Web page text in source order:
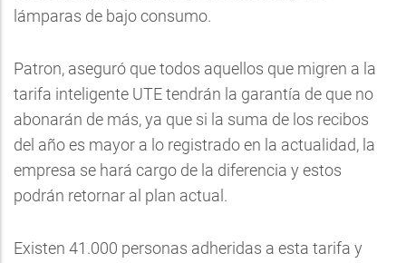
lámparas de bajo consumo.
Patron, aseguró que todos aquellos que migren a la
tarifa inteligente UTE tendrán la garantía de que no
abonarán de más, ya que si la suma de los recibos
del año es mayor a lo registrado en la actualidad, la
empresa se hará cargo de la diferencia y estos
podrán retornar al plan actual.
Existen 41.000 personas adheridas a esta tarifa y